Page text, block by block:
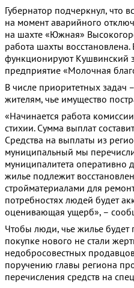
Губернатор подчеркнул, что
на момент аварийного
на шахте «Южная»
работа шахты
функционируют Кушвинский
предприятие «Молочная
В числе приоритетных задач
жителям, чье имущество
«Начинается работа
стихии. Сумма выплат
Средства на выплаты из
муниципальный мы
муниципалитета оперативно
жилье подлежит
стройматериалами для
потребностях людей будет
оценивающая ущерб», –
Чтобы люди, чье жилье
покупке нового не стали
недобросовестных
поручению главы региона
перечисления средств на